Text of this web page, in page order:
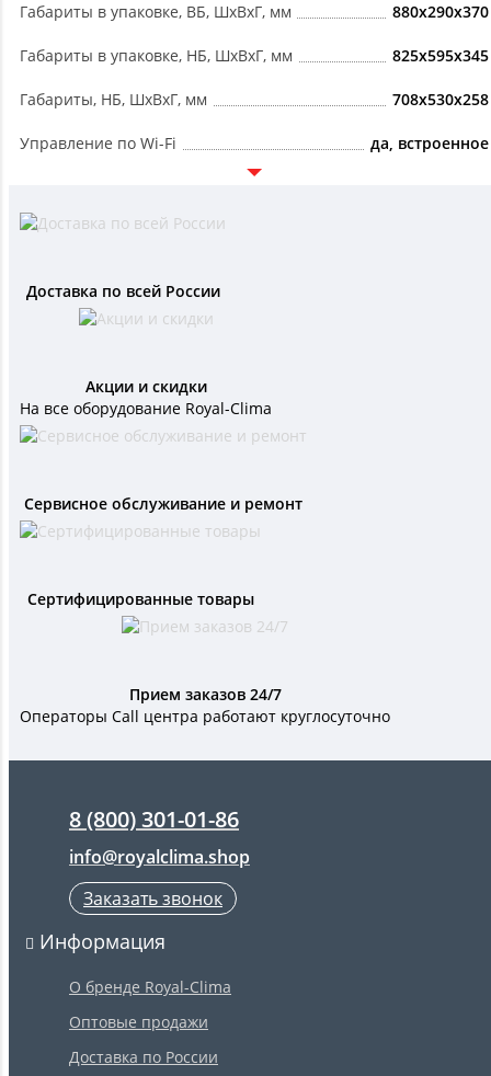
Габариты в упаковке, ВБ, ШxВxГ, мм 880x290x370
Габариты в упаковке, НБ, ШxВxГ, мм 825x595x345
Габариты, НБ, ШxВxГ, мм 708x530x258
Управление по Wi-Fi да, встроенное
Доставка по всей России
Акции и скидки
На все оборудование Royal-Clima
Сервисное обслуживание и ремонт
Сертифицированные товары
Прием заказов 24/7
Операторы Call центра работают круглосуточно
8 (800) 301-01-86
info@royalclima.shop
Заказать звонок
Информация
О бренде Royal-Clima
Оптовые продажи
Доставка по России